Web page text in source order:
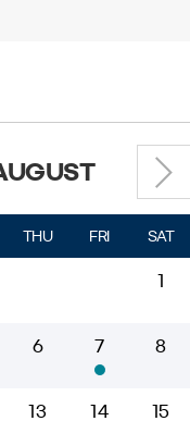
THU FRI SAT
6 7 8
13 14 15